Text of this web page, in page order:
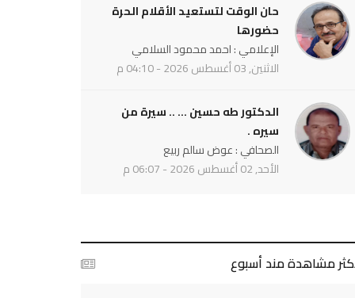
حان الوقت لتستعيد الأقلام الحرة
حضورها
الإعلامي : احمد محمود السلامي
الاثنين, 03 أغسطس 2026 - 04:10 م
الدكتور طه حسين ... .. سيرة من
سيره .
الصحافي : عوض سالم ربيع
الأحد, 02 أغسطس 2026 - 06:07 م
مشاهدة مند أسبوع